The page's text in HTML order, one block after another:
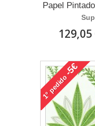
Papel
129,05
1°
pedido
-5€